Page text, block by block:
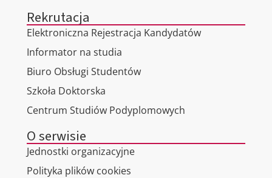
Rekrutacja
Elektroniczna Rejestracja Kandydatów
Informator na studia
Biuro Obsługi Studentów
Szkoła Doktorska
Centrum Studiów Podyplomowych
O serwisie
Jednostki organizacyjne
Polityka plików cookies